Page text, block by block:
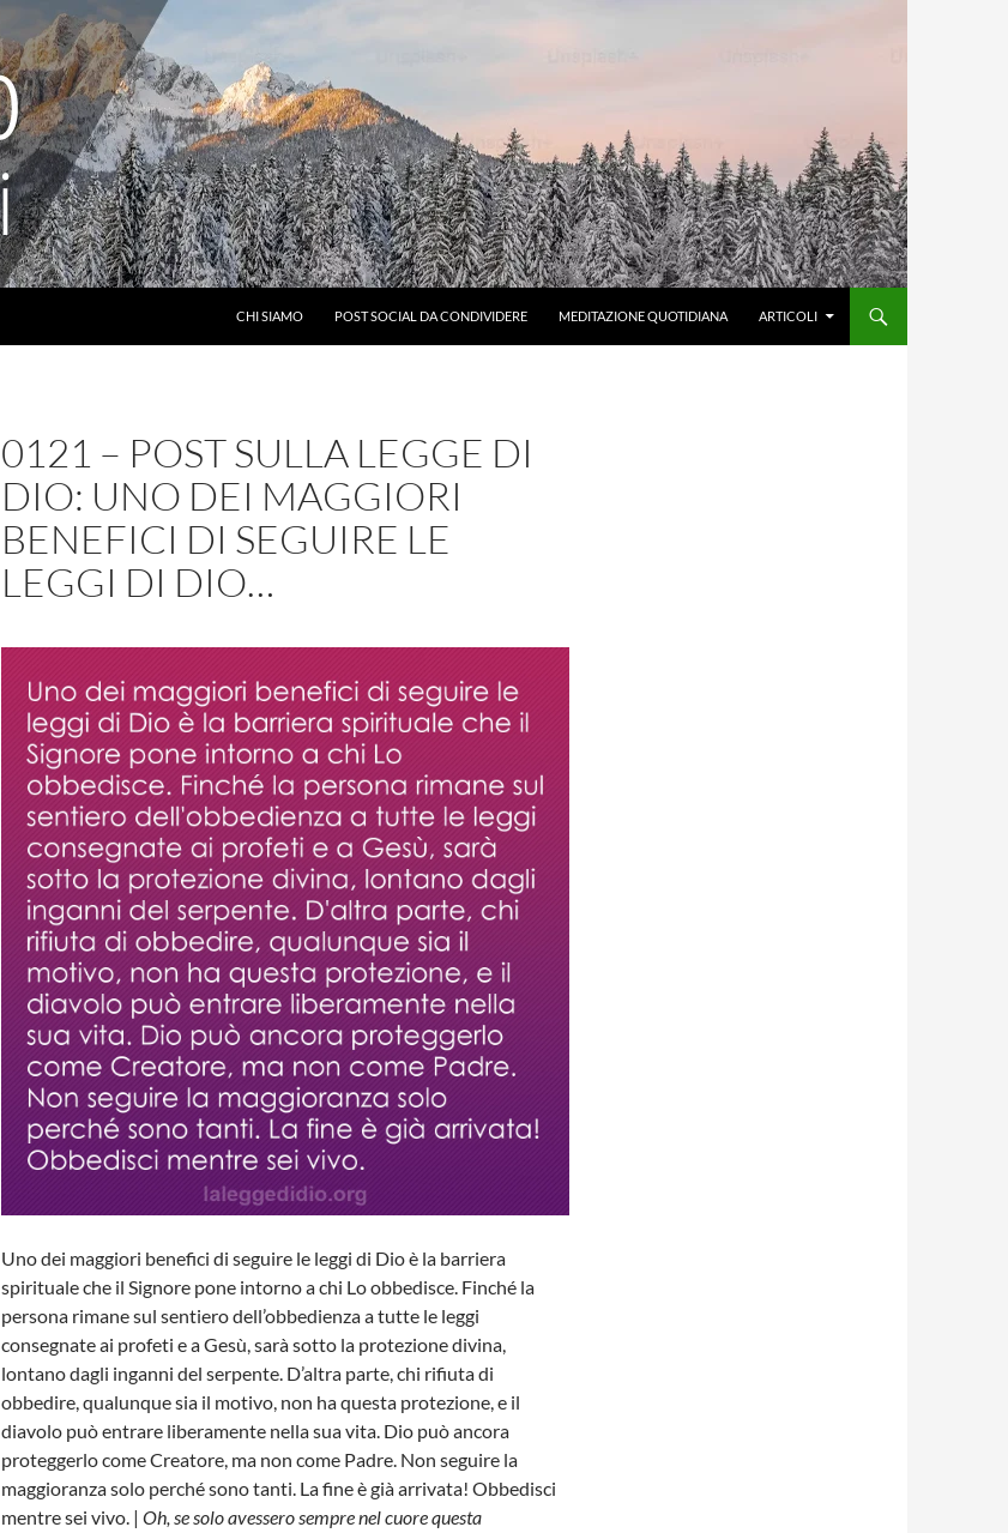
CHI SIAMO POST SOCIAL DA CONDIVIDERE MEDITAZIONE QUOTIDIANA ARTICOLI
0121 – POST SULLA LEGGE DI
DIO: UNO DEI MAGGIORI
BENEFICI DI SEGUIRE LE
LEGGI DI DIO…
Uno dei maggiori benefici di seguire le leggi di Dio è la barriera
spirituale che il Signore pone intorno a chi Lo obbedisce. Finché la
persona rimane sul sentiero dell’obbedienza a tutte le leggi
consegnate ai profeti e a Gesù, sarà sotto la protezione divina,
lontano dagli inganni del serpente. D’altra parte, chi rifiuta di
obbedire, qualunque sia il motivo, non ha questa protezione, e il
diavolo può entrare liberamente nella sua vita. Dio può ancora
proteggerlo come Creatore, ma non come Padre. Non seguire la
maggioranza solo perché sono tanti. La fine è già arrivata! Obbedisci
mentre sei vivo. | Oh, se solo avessero sempre nel cuore questa